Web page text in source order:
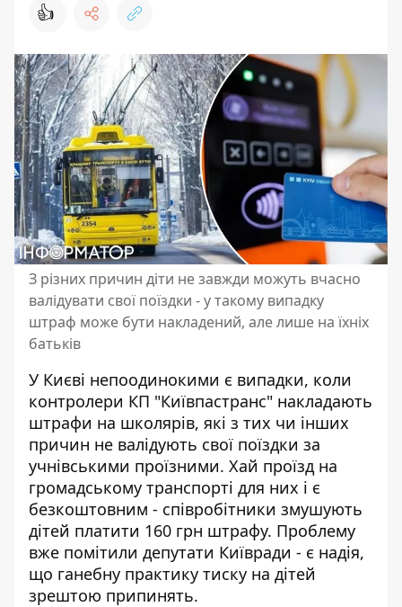
👍
З різних причин діти не завжди можуть вчасно
валідувати свої поїздки - у такому випадку
штраф може бути накладений, але лише на їхніх
батьків
У Києві непоодинокими є випадки, коли
контролери КП "Київпастранс" накладають
штрафи на школярів, які з тих чи інших
причин не валідують свої поїздки за
учнівськими проїзними. Хай проїзд на
громадському транспорті для них і є
безкоштовним - співробітники змушують
дітей платити 160 грн штрафу. Проблему
вже помітили депутати Київради - є надія,
що ганебну практику тиску на дітей
зрештою припинять.